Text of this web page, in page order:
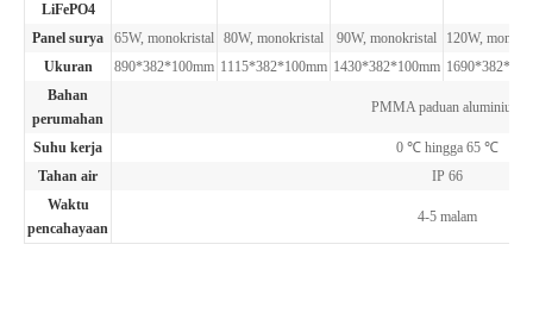
LiFePO4
Panel surya 65W, monokristal 80W, monokristal 90W, monokristal
120W,
Ukuran
890*382*100mm 1115*382*100mm 1430*382*100mm
Bahan
perumahan
PMMA paduan aluminium
Suhu kerja
0 ℃ hingga 65 ℃
Tahan air
IP 66
Waktu
pencahayaan
4-5 malam